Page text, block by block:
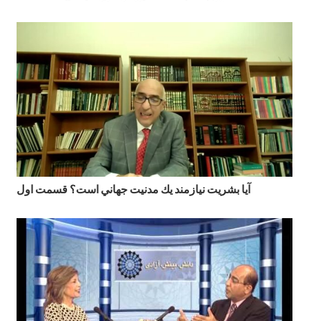
آيا بشريت نيازمند يك مدنيت جهاني است؟ قسمت اول